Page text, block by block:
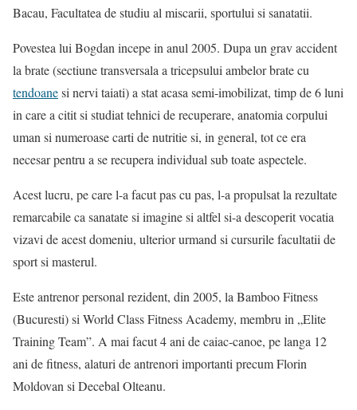
Bacau, Facultatea de studiu al miscarii, sportului si sanatatii.
Povestea lui Bogdan incepe in anul 2005. Dupa un grav accident
la brate (sectiune transversala a tricepsului ambelor brate cu
tendoanesi nervi taiati) a stat acasa semi-imobilizat, timp de 6 luni
in care a citit si studiat tehnici de recuperare, anatomia corpului
uman si numeroase carti de nutritie si, in general, tot ce era
necesar pentru a se recupera individual sub toate aspectele.
Acest lucru, pe care l-a facut pas cu pas, l-a propulsat la rezultate
remarcabile ca sanatate si imagine si altfel si-a descoperit vocatia
vizavi de acest domeniu, ulterior urmand si cursurile facultatii de
sport si masterul.
Este antrenor personal rezident, din 2005, la Bamboo Fitness
(Bucuresti) si World Class Fitness Academy, membru in „Elite
Training Team”. A mai facut 4 ani de caiac-canoe, pe langa 12
ani de fitness, alaturi de antrenori importanti precum Florin
Moldovan si Decebal Olteanu.